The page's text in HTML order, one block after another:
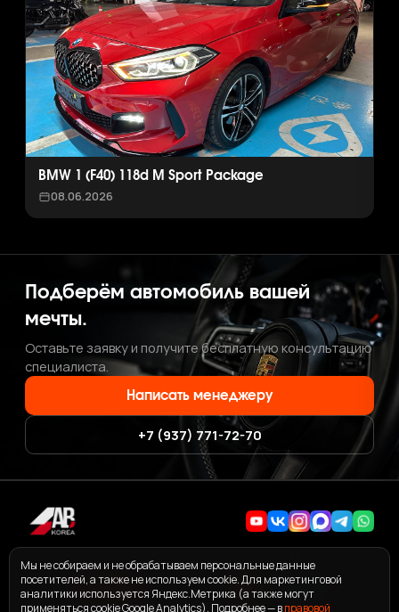
BMW 1 (F40) 118d M Sport Package
08.06.2026
Подберём автомобиль вашей
мечты.
Оставьте заявку и получите бесплатную консультацию
специалиста.
Написать менеджеру
+7 (937) 771-72-70
Мы не собираем и не обрабатываем персональные данные
посетителей, а также не используем cookie. Для маркетинговой
аналитики используется Яндекс.Метрика (а также могут
применяться cookie Google Analytics). Подробнее — вправовой